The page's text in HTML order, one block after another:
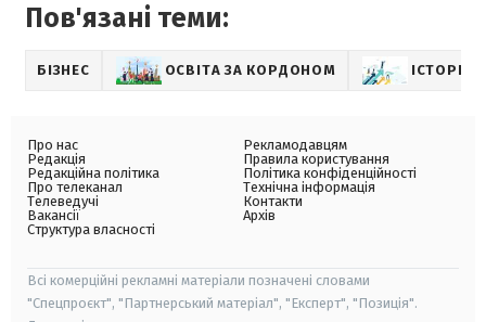
Пов'язані теми:
БІЗНЕС ОСВІТА ЗА КОРДОНОМ ІСТОРІЇ
Про нас
Редакція
Редакційна політика
Про телеканал
Телеведучі
Вакансії
Структура власності
Рекламодавцям
Правила користування
Політика конфіденційності
Технічна інформація
Контакти
Архів
Всі комерційні рекламні матеріали позначені словами
"Спецпроєкт", "Партнерський матеріал", "Експерт", "Позиція".